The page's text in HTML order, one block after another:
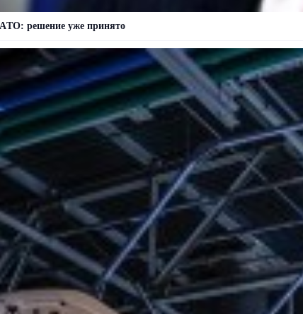
рeшeниe ужe принятo